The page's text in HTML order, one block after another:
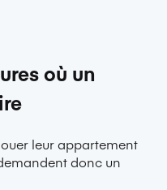
où un
leur appartement
donc un